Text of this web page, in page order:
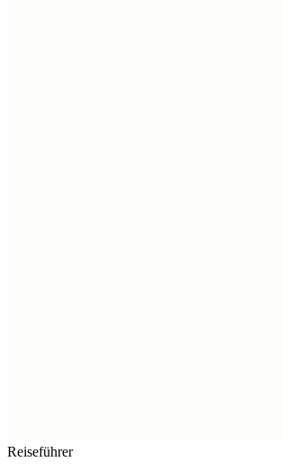
Reiseführer